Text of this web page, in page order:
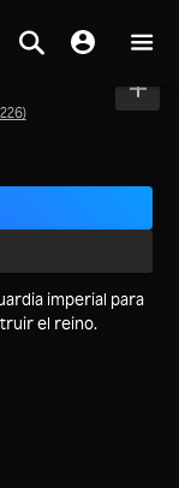
imperial para
el reino.